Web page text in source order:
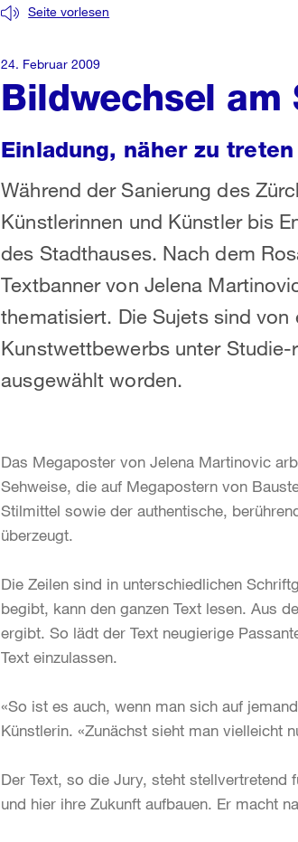
Bildwechsel am
Seite vorlesen
Einladung, näher zu treten
Während der Sanierung des
Künstlerinnen und Künstler bis
des Stadthauses. Nach dem
Textbanner von Jelena
thematisiert. Die Sujets sind
Kunstwettbewerbs unter
ausgewählt worden.
24. Februar 2009
Das Megaposter von Jelena Martinovic
Sehweise, die auf Megapostern von
Stilmittel sowie der authentische,
überzeugt.
Die Zeilen sind in unterschiedlichen
begibt, kann den ganzen Text lesen. Aus
ergibt. So lädt der Text neugierige
Text einzulassen.
«So ist es auch, wenn man sich auf
Künstlerin. «Zunächst sieht man vielleicht
Der Text, so die Jury, steht stellvertretend
und hier ihre Zukunft aufbauen. Er macht